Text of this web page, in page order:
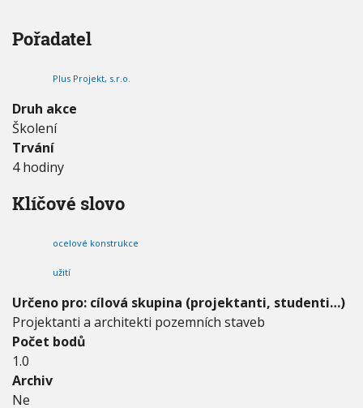
A
C
r
n
í
s
y
s
é
m
a
v
e
b
n
i
c
Pořadatel
Plus Projekt, s.r.o.
Druh akce
Školení
Trvání
4 hodiny
Klíčové slovo
ocelové konstrukce
užití
Určeno pro: cílová skupina (projektanti, studenti…)
Projektanti a architekti pozemních staveb
Počet bodů
1.0
Archiv
Ne